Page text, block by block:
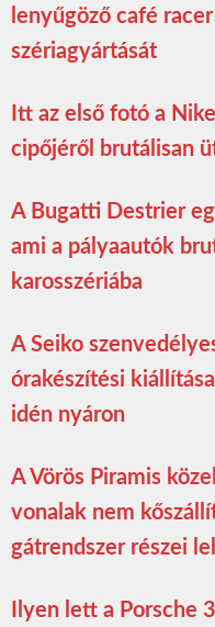
lenyűgöző café
szériagyártását
Itt az első fotó a
cipőjéről brutálisan
A Bugatti Destrier
ami a pályaautók
karosszériába
A Seiko
órakészítési
idén nyáron
A Vörös Piramis
vonalak nem
gátrendszer részei
Ilyen lett a Porsche